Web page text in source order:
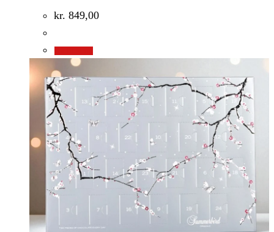
kr. 849,00